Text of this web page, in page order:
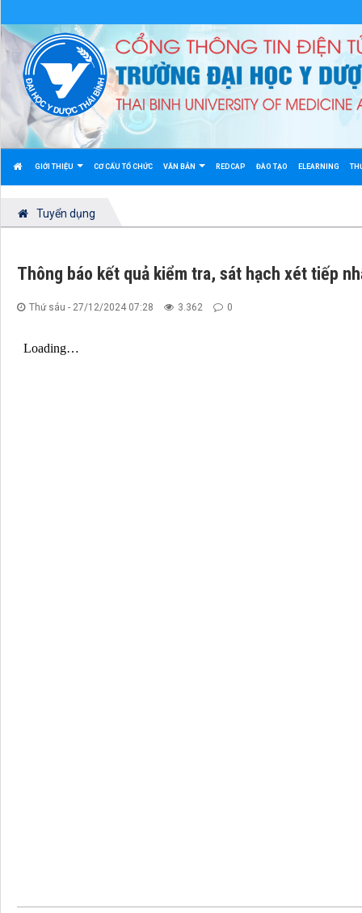
GIỚI THIỆU CƠ CẤU TỔ CHỨC VĂN BẢN REDCAP ĐÀO TẠO ELEARNING
Tuyển dụng
Thông báo kết quả kiểm tra, sát hạch xét tiếp
Thứ sáu - 27/12/2024 07:28 3.362 0